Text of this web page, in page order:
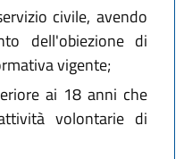
civile, avendo
dell'obiezione di
vigente;
ai 18 anni che
volontarie di